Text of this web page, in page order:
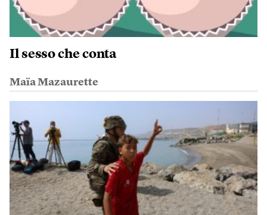
Il sesso che conta
Maïa Mazaurette